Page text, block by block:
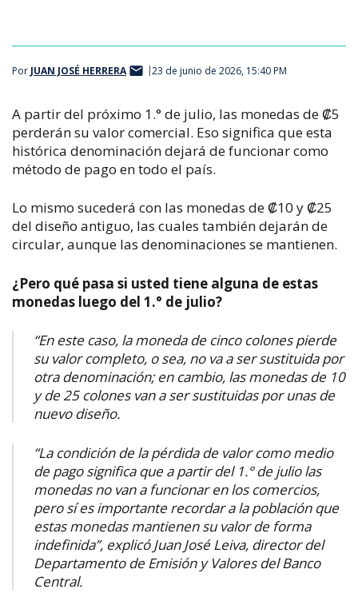
Por JUAN JOSÉ HERRERA 23 de junio de 2026, 15:40 PM
A partir del próximo 1.° de julio, las monedas de ₡5
perderán su valor comercial. Eso significa que esta
histórica denominación dejará de funcionar como
método de pago en todo el país.
Lo mismo sucederá con las monedas de ₡10 y ₡25
del diseño antiguo, las cuales también dejarán de
circular, aunque las denominaciones se mantienen.
¿Pero qué pasa si usted tiene alguna de estas
monedas luego del 1.° de julio?
“En este caso, la moneda de cinco colones pierde
su valor completo, o sea, no va a ser sustituida por
otra denominación; en cambio, las monedas de 10
y de 25 colones van a ser sustituidas por unas de
nuevo diseño.
“La condición de la pérdida de valor como medio
de pago significa que a partir del 1.° de julio las
monedas no van a funcionar en los comercios,
pero sí es importante recordar a la población que
estas monedas mantienen su valor de forma
indefinida”, explicó Juan José Leiva, director del
Departamento de Emisión y Valores del Banco
Central.